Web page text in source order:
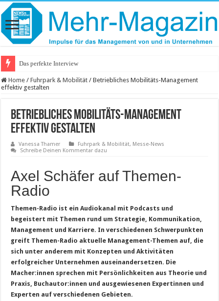
Das perfekte Interview
Home / Fuhrpark & Mobilität / Betriebliches Mobilitäts-Management
effektiv gestalten
Betriebliches Mobilitäts-Management
effektiv gestalten
Vanessa Thamer Fuhrpark & Mobilität, Messe-News
Schreibe Deinen Kommentar dazu
Axel Schäfer auf Themen-
Radio
Themen-Radio ist ein Audiokanal mit Podcasts und
begeistert mit Themen rund um Strategie, Kommunikation,
Management und Karriere. In verschiedenen Schwerpunkten
greift Themen-Radio aktuelle Management-Themen auf, die
sich unter anderem mit Konzepten und Aktivitäten
erfolgreicher Unternehmen auseinandersetzen. Die
Macher:innen sprechen mit Persönlichkeiten aus Theorie und
Praxis, Buchautor:innen und ausgewiesenen Expertinnen und
Experten auf verschiedenen Gebieten.